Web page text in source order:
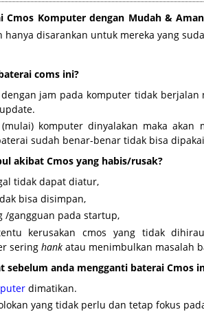
Cmos Komputer dengan Mudah &
hanya disarankan untuk mereka yang
coms ini?
jam pada komputer tidak
komputer dinyalakan maka akan
sudah benar-benar tidak bisa
akibat Cmos yang habis/rusak?
tidak dapat diatur,
bisa disimpan,
/gangguan pada startup,
kerusakan cmos yang tidak
sering hank atau menimbulkan masalah
sebelum anda mengganti baterai Cmos
dimatikan.
yang tidak perlu dan tetap fokus